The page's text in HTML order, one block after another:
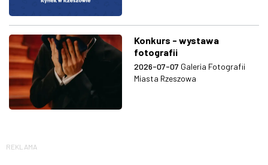
Konkurs - wystawa
fotografii
2026-07-07 Galeria Fotografii
Miasta Rzeszowa
REKLAMA